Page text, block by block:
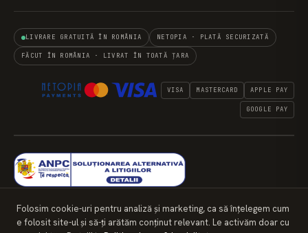
LIVRARE GRATUITĂ ÎN ROMÂNIA NETOPIA · PLATĂ SECURIZATĂ
FĂCUT ÎN ROMÂNIA · LIVRAT ÎN TOATĂ ȚARA
VISA MASTERCARD APPLE PAY
GOOGLE PAY
© 2026 SEEDS OF KENOSIS DESIGN S.R.L. · CUI
Folosim cookie-uri pentru analiză și marketing, ca să înțelegem cum
e folosit site-ul și să-ți arătăm conținut relevant. Le activăm doar cu